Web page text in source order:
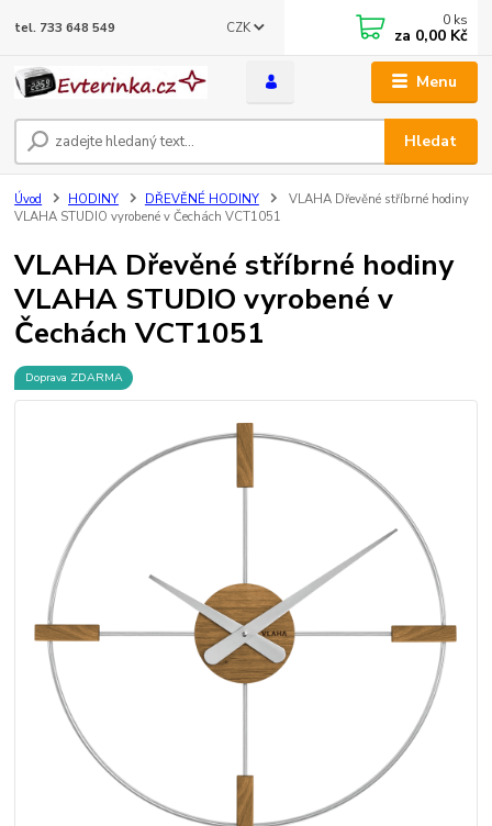
Menu
CZK
Hledat
tel. 733 648 549 0 ks
za 0,00 Kč
Úvod HODINY DŘEVĚNÉ HODINY
VLAHA Dřevěné stříbrné hodiny
VLAHA STUDIO vyrobené v Čechách VCT1051
VLAHA Dřevěné stříbrné hodiny
VLAHA STUDIO vyrobené v
Čechách VCT1051
Doprava ZDARMA